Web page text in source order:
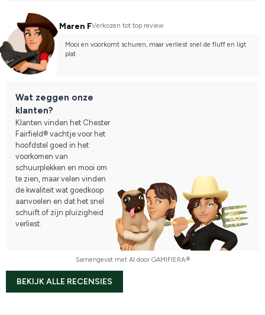
Maren FVerkozen tot top review
Mooi en voorkomt schuren, maar verliest snel de fluff en ligt
plat
Wat zeggen onze
klanten?
Klanten vinden het Chester
Fairfield® vachtje voor het
hoofdstel goed in het
voorkomen van
schuurplekken en mooi om
te zien, maar velen vinden
de kwaliteit wat goedkoop
aanvoelen en dat het snel
schuift of zijn pluizigheid
verliest.
Samengevat met AI door GAMIFIERA.®
BEKIJK ALLE RECENSIES